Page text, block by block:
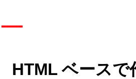
HTML ベースで